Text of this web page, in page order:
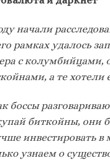
начали
рамках удалось
с колумбийцами,
а те хотели
боссы
биткойны, они
инвестировать в
узнаем о